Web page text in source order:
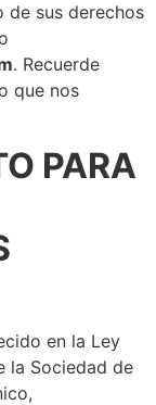
de sus derechos
. Recuerde
que nos
PARA
en la Ley
la Sociedad de